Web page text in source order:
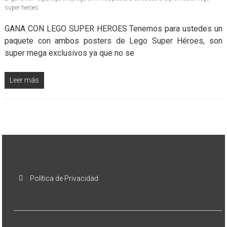
super heroes
GANA CON LEGO SUPER HEROES Tenemos para ustedes un
paquete con ambos posters de Lego Super Héroes, son
super mega exclusivos ya que no se
Leer más
Política de Privacidad